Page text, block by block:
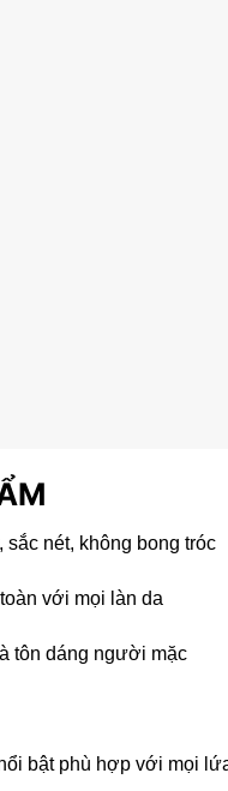
nét, không bong tróc
với mọi làn da
tôn dáng người mặc
bật phù hợp với mọi